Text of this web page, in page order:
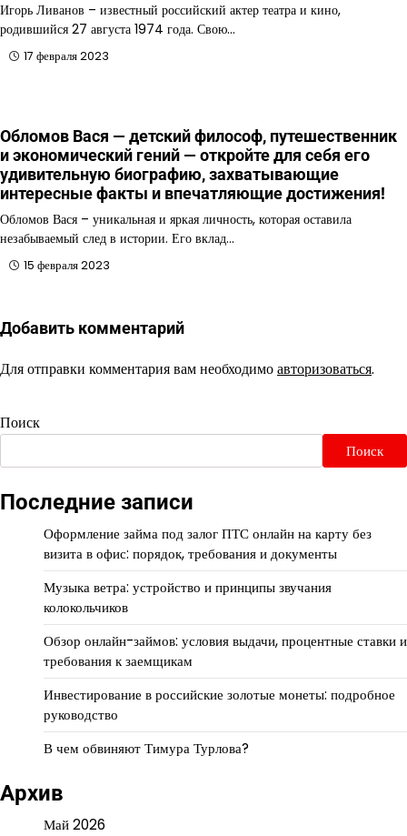
Игорь Ливанов – известный российский актер театра и кино,
родившийся 27 августа 1974 года. Свою…
17 февраля 2023
Обломов Вася — детский философ, путешественник
и экономический гений — откройте для себя его
удивительную биографию, захватывающие
интересные факты и впечатляющие достижения!
Обломов Вася – уникальная и яркая личность, которая оставила
незабываемый след в истории. Его вклад…
15 февраля 2023
Добавить комментарий
Для отправки комментария вам необходимоавторизоваться.
Поиск
Поиск
Последние записи
Оформление займа под залог ПТС онлайн на карту без
визита в офис: порядок, требования и документы
Музыка ветра: устройство и принципы звучания
колокольчиков
Обзор онлайн-займов: условия выдачи, процентные ставки и
требования к заемщикам
Инвестирование в российские золотые монеты: подробное
руководство
В чем обвиняют Тимура Турлова?
Архив
Май 2026